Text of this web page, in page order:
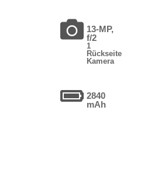
13-MP,
f/2
1
Rückseite
Kamera
2840
mAh